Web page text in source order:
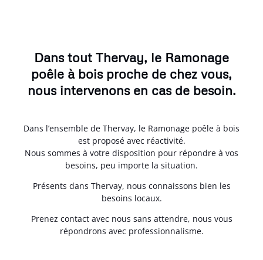
Dans tout Thervay, le Ramonage
poêle à bois proche de chez vous,
nous intervenons en cas de besoin.
Dans l’ensemble de Thervay, le Ramonage poêle à bois
est proposé avec réactivité.
Nous sommes à votre disposition pour répondre à vos
besoins, peu importe la situation.
Présents dans Thervay, nous connaissons bien les
besoins locaux.
Prenez contact avec nous sans attendre, nous vous
répondrons avec professionnalisme.